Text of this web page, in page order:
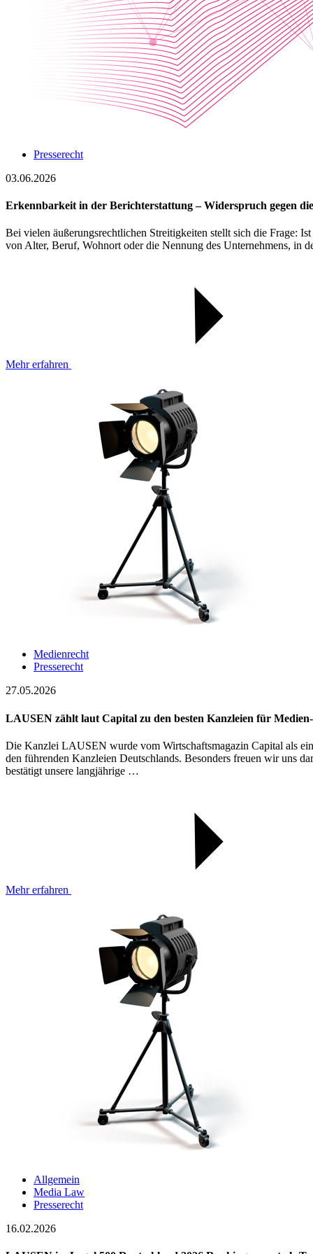
Presserecht
03.06.2026
Erkennbarkeit in der Berichterstattung – Widerspruch gegen
Bei vielen äußerungsrechtlichen Streitigkeiten stellt sich die Frage:
von Alter, Beruf, Wohnort oder die Nennung des Unternehmens, in
Mehr erfahren
Medienrecht
Presserecht
27.05.2026
LAUSEN zählt laut Capital zu den besten Kanzleien für
Die Kanzlei LAUSEN wurde vom Wirtschaftsmagazin Capital als
den führenden Kanzleien Deutschlands. Besonders freuen wir uns
bestätigt unsere langjährige …
Mehr erfahren
Allgemein
Media Law
Presserecht
16.02.2026